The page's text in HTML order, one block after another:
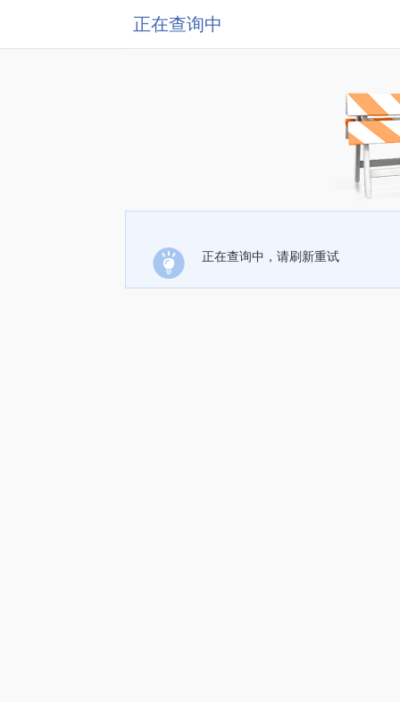
正在查询中
正在查询中，请刷新重试